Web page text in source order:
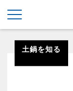
土鍋を知る